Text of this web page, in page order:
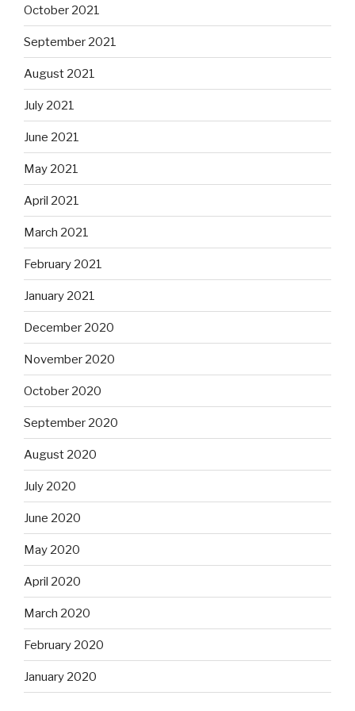
October 2021
September 2021
August 2021
July 2021
June 2021
May 2021
April 2021
March 2021
February 2021
January 2021
December 2020
November 2020
October 2020
September 2020
August 2020
July 2020
June 2020
May 2020
April 2020
March 2020
February 2020
January 2020